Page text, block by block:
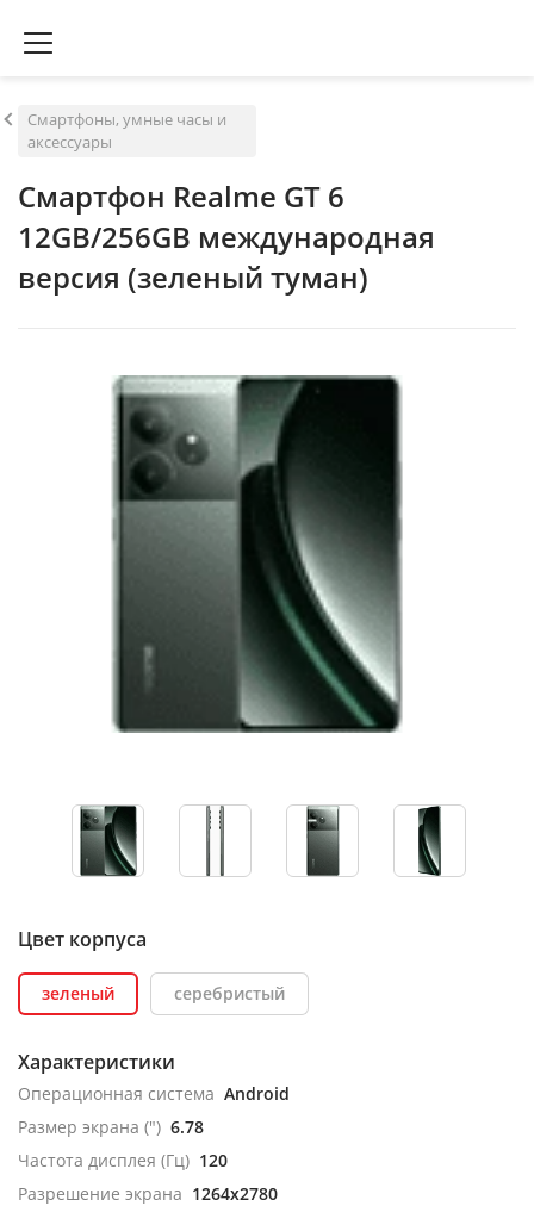
Смартфоны, умные часы и
аксессуары
Смартфон Realme GT 6
12GB/256GB международная
версия (зеленый туман)
Цвет корпуса
зеленый серебристый
Характеристики
Операционная система Android
Размер экрана (") 6.78
Частота дисплея (Гц) 120
Разрешение экрана 1264x2780